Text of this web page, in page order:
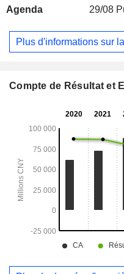
utilisé dans la
utilisé dans la
d'alliages, le moulage
revêtement d'articles
Agenda 29/08
Plus d'informations sur
Compte de Résultat et